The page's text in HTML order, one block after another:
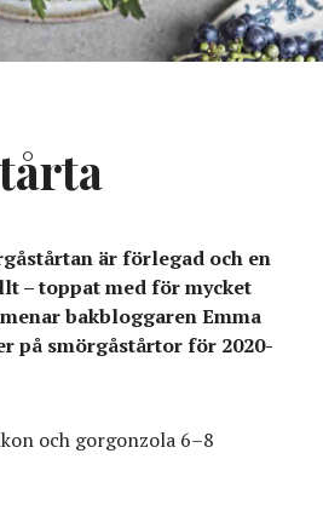
är förlegad och en
– toppat med för mycket
bakbloggaren Emma
på smörgåstårtor för 2020-
och gorgonzola 6–8